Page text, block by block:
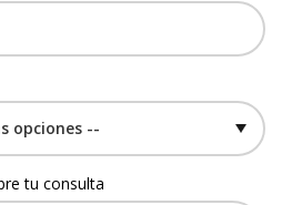
tu consulta